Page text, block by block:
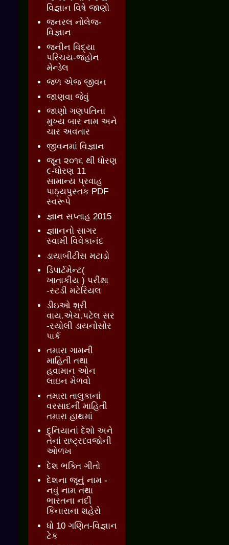
વિજ્ઞાન વિષે જાણો
જનરલ નોલેજ-
વિજ્ઞાન
જનીન વિદ્યા
પરિચય-જ્હોન
મેન્ડેલ
જળ એજ જીવન
જાણવા જેવું
જાણો ગણપતિના
મુખ્ય બાર નામ અને
ચાર અવતાર
જીવનમાં વિજ્ઞાન
જૂન ૨૦૧૬ થી ધોરણ
૯-ધોરણ 11
સામાન્ય પ્રવાહ
પાઠ્યપુસ્તક PDF
સ્વરૂપે
જ્ઞાન સપ્તાહ 2015
જ્ઞાાનનો સાગર
સ્વામી વિવેકાનંદ
ડાયાબીટીસ મટાડો
ડિપાર્ટમેન્ટ(
ખાતાકીય ) પરીક્ષા
-સ્ટડી મટેરિયલ
ડીઇઓ શ્રી
વાય.એચ.પટેલ સર
-રયોલી ડાયનોસોર
પાર્ક
તમારા ગામની
માહિતી તથા
હવામાન ઓન
લાઇન મેળવો
તમારા તાલુકાનાં
વરસાદની માહિતી
તમારા હાથમાં
દુનિયાનાં દેશો અને
તેનાં રાષ્ટ્રધ્વજોની
ઓળખ
દેશ ભક્તિ ગીતો
દેશના જૂનું નામ -
નવું નામ તથા
ભારતના નદી
કિનારાના શહેરો
ધો 10 ગણિત-વિજ્ઞાન
ટેક